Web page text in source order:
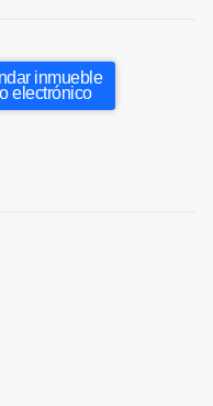
inmueble
electrónico